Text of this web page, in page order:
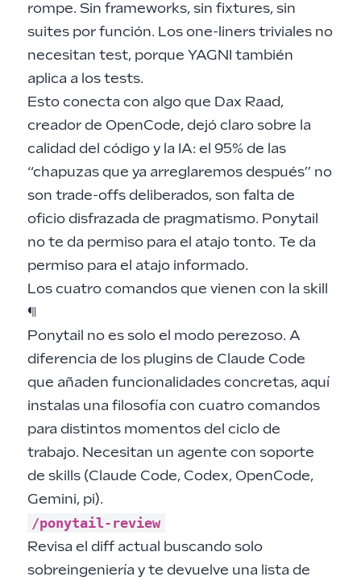
rompe. Sin frameworks, sin fixtures, sin
suites por función. Los one-liners triviales no
necesitan test, porque YAGNI también
aplica a los tests.
Esto conecta con algo que Dax Raad,
creador de OpenCode, dejó claro sobre la
calidad del código y la IA: el 95% de las
“chapuzas que ya arreglaremos después” no
son trade-offs deliberados, son falta de
oficio disfrazada de pragmatismo. Ponytail
no te da permiso para el atajo tonto. Te da
permiso para el atajo informado.
Los cuatro comandos que vienen con la skill
¶
Ponytail no es solo el modo perezoso. A
diferencia de los plugins de Claude Code
que añaden funcionalidades concretas, aquí
instalas una filosofía con cuatro comandos
para distintos momentos del ciclo de
trabajo. Necesitan un agente con soporte
de skills(Claude Code, Codex, OpenCode,
Gemini, pi).
/ponytail-review
Revisa el diff actual buscando solo
sobreingeniería y te devuelve una lista de